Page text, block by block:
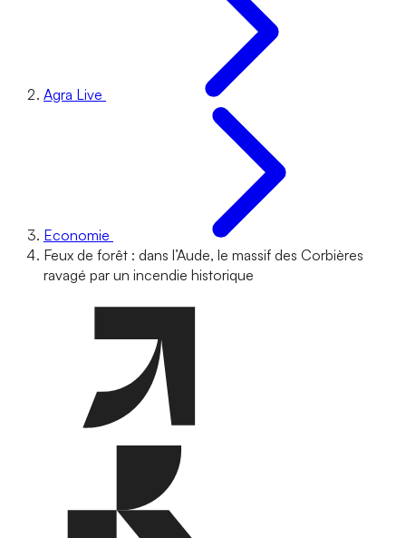
Agra Live
Economie
Feux de forêt : dans l’Aude, le massif des Corbières
ravagé par un incendie historique